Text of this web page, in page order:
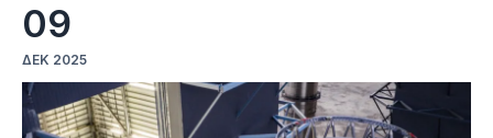
09
ΔΕΚ 2025